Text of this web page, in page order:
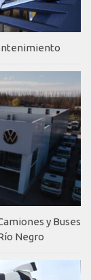
y Buses
Negro